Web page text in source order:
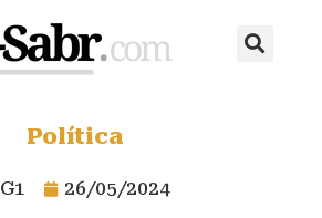
Política
G1 26/05/2024